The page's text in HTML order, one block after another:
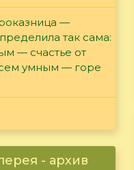
—
так сама:
— счастье от
умным — горе
- архив